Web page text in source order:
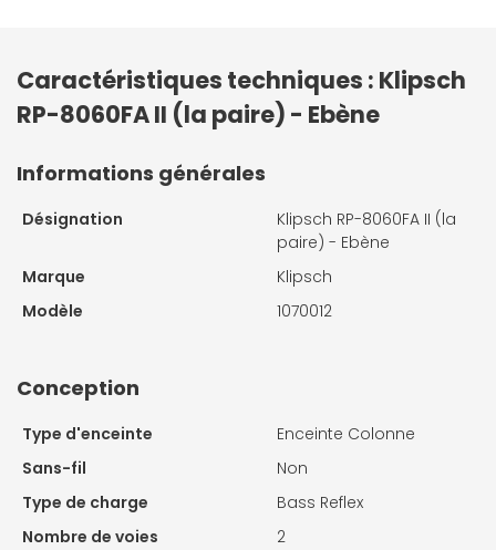
Caractéristiques techniques : Klipsch
RP-8060FA II (la paire) - Ebène
Informations générales
Désignation
Klipsch RP-8060FA II (la
paire) - Ebène
Marque
Klipsch
Modèle
1070012
Conception
Type d'enceinte
Enceinte Colonne
Sans-fil
Non
Type de charge
Bass Reflex
Nombre de voies
2